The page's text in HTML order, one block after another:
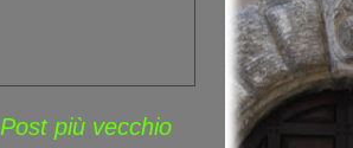
Post più vecchio